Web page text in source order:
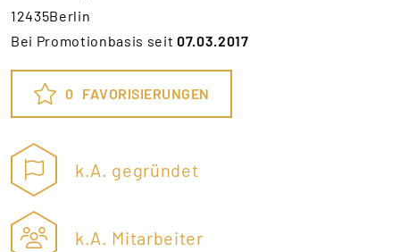
12435Berlin
Bei Promotionbasis seit07.03.2017
0 FAVORISIERUNGEN
k.A. gegründet
k.A. Mitarbeiter